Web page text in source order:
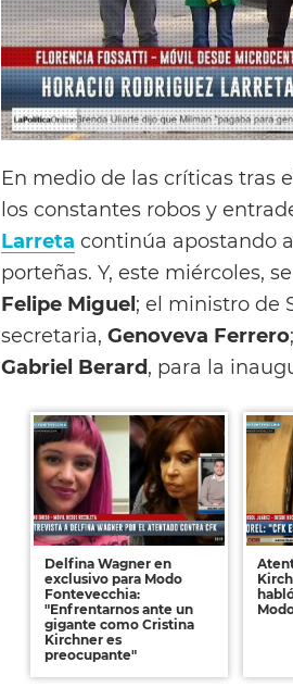
En medio de las críticas tras
los constantes robos y
Larreta continúa apostando
porteñas. Y, este miércoles,
Felipe Miguel; el ministro de
secretaria, Genoveva Ferrero
Gabriel Berard, para la
Delfina Wagner en
exclusivo para Modo
Fontevecchia:
"Enfrentarnos ante un
gigante como Cristina
Kirchner es
preocupante"